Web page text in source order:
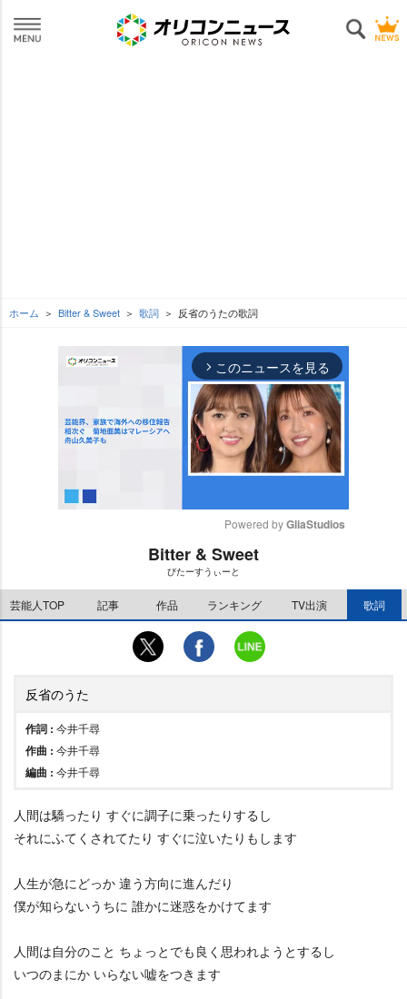
ホーム Bitter & Sweet 歌詞 反省のうたの歌詞
arrow_forward_ios このニュースを見る
Powered by GliaStudios
Bitter & Sweet
びたーすうぃーと
芸能人TOP 記事 作品 ランキング TV出演 歌詞
反省のうた
作詞 : 今井千尋
作曲 : 今井千尋
編曲 : 今井千尋
人間は驕ったり すぐに調子に乗ったりするし
それにふてくされてたり すぐに泣いたりもします
人生が急にどっか 違う方向に進んだり
僕が知らないうちに 誰かに迷惑をかけてます
人間は自分のこと ちょっとでも良く思われようとするし
いつのまにか いらない嘘をつきます